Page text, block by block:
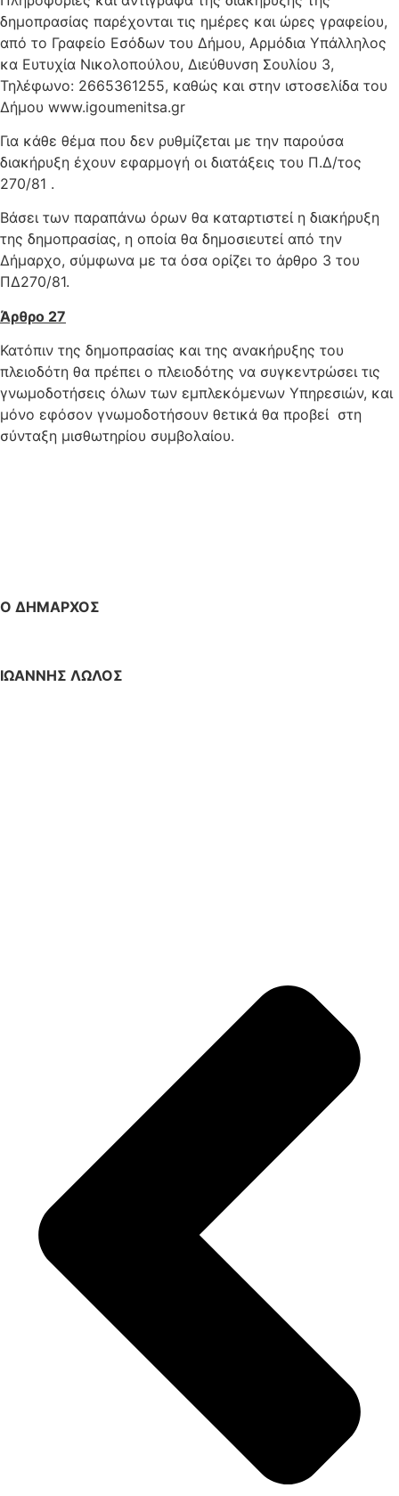
δημοπρασίας παρέχονται τις ημέρες και ώρες γραφείου,
από το Γραφείο Εσόδων του Δήμου, Αρμόδια Υπάλληλος
κα Ευτυχία Νικολοπούλου, Διεύθυνση Σουλίου 3,
Τηλέφωνο: 2665361255, καθώς και στην ιστοσελίδα του
Δήμου www.igoumenitsa.gr
Για κάθε θέμα που δεν ρυθμίζεται με την παρούσα
διακήρυξη έχουν εφαρμογή οι διατάξεις του Π.Δ/τος
270/81 .
Βάσει των παραπάνω όρων θα καταρτιστεί η διακήρυξη
της δημοπρασίας, η οποία θα δημοσιευτεί από την
Δήμαρχο, σύμφωνα με τα όσα ορίζει το άρθρο 3 του
ΠΔ270/81.
Άρθρο 27
Κατόπιν της δημοπρασίας και της ανακήρυξης του
πλειοδότη θα πρέπει ο πλειοδότης να συγκεντρώσει τις
γνωμοδοτήσεις όλων των εμπλεκόμενων Υπηρεσιών, και
μόνο εφόσον γνωμοδοτήσουν θετικά θα προβεί στη
σύνταξη μισθωτηρίου συμβολαίου.
Ο ΔΗΜΑΡΧΟΣ
ΙΩΑΝΝΗΣ ΛΩΛΟΣ